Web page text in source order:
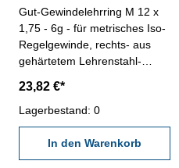
Gut-Gewindelehrring M 12 x
1,75 - 6g - für metrisches Iso-
Regelgewinde, rechts- aus
gehärtetem Lehrenstahl-
Nennmaß: M 12 x 1,75
23,82 €*
Lagerbestand: 0
In den Warenkorb